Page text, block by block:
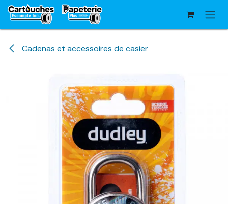
Se rendre au contenu
Cadenas et accessoires de casier